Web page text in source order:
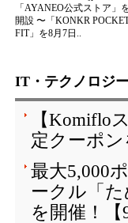
「AYANEO公式ストア」
開設 〜「KONKR
FIT」を8月7日..
IT・テクノロジ
【Komiflo
定クーポン
最大5,000
ークル「
を開催！【